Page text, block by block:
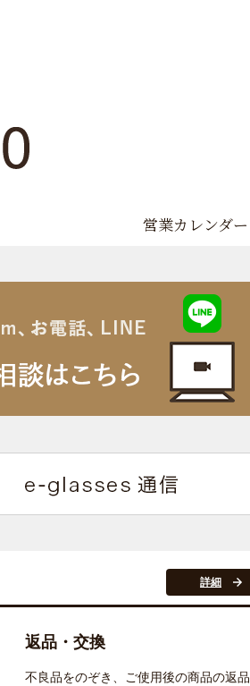
営業カレンダー
詳細
返品・交換
不良品をのぞき、ご使用後の商品の返品